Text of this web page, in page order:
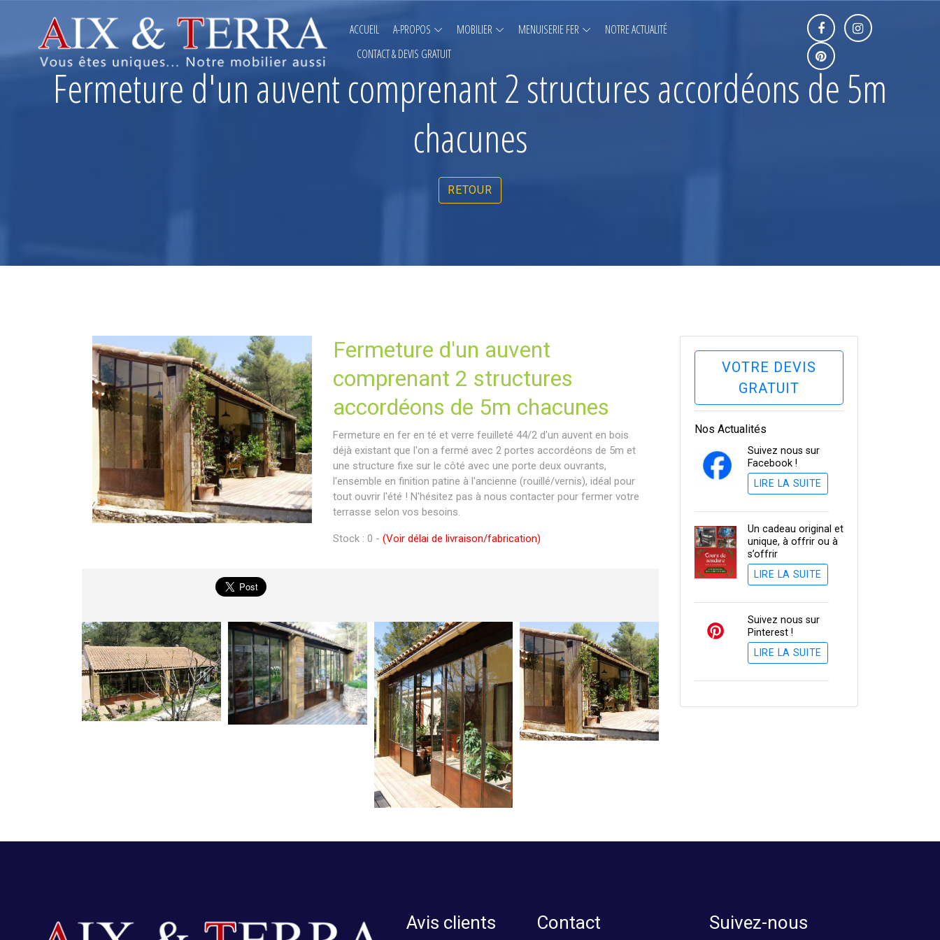
ACCUEIL A-PROPOS MOBILIER MENUISERIE FER
NOTRE ACTUALITÉ
CONTACT & DEVIS GRATUIT
Fermeture d'un auvent comprenant 2 structures accordéons de 5m
chacunes
RETOUR
Fermeture d'un auvent
comprenant 2 structures
accordéons de 5m chacunes
Fermeture en fer en té et verre feuilleté 44/2 d'un auvent en bois
déjà existant que l'on a fermé avec 2 portes accordéons de 5m et
une structure fixe sur le côté avec une porte deux ouvrants,
l'ensemble en finition patine à l'ancienne (rouillé/vernis), idéal pour
tout ouvrir l'été ! N'hésitez pas à nous contacter pour fermer votre
terrasse selon vos besoins.
Stock : 0 - (Voir délai de livraison/fabrication)
VOTRE DEVIS
GRATUIT
Nos Actualités
Suivez nous sur
Facebook !
LIRE LA SUITE
Un cadeau original et
unique, à offrir ou à
s’offrir
LIRE LA SUITE
Suivez nous sur
Pinterest !
LIRE LA SUITE
Avis clients Contact Suivez-nous